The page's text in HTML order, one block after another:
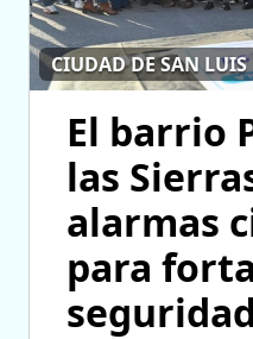
CIUDAD DE SAN LUIS
El barrio
las
alarmas
para